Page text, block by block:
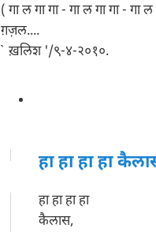
( गा ल गा गा - गा ल गा गा - गा
ग़ज़ल....
` ख़लिश '/९-४-२०१०.
हा हा हा हा
हा हा हा हा
कैलास,